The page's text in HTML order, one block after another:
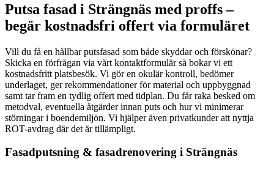
Putsa fasad i Strängnäs med proffs –
begär kostnadsfri offert via formuläret
Vill du få en hållbar putsfasad som både skyddar och förskönar?
Skicka en förfrågan via vårt kontaktformulär så bokar vi ett
kostnadsfritt platsbesök. Vi gör en okulär kontroll, bedömer
underlaget, ger rekommendationer för material och uppbyggnad
samt tar fram en tydlig offert med tidplan. Du får raka besked om
metodval, eventuella åtgärder innan puts och hur vi minimerar
störningar i boendemiljön. Vi hjälper även privatkunder att nyttja
ROT-avdrag där det är tillämpligt.
Fasadputsning & fasadrenovering i Strängnäs